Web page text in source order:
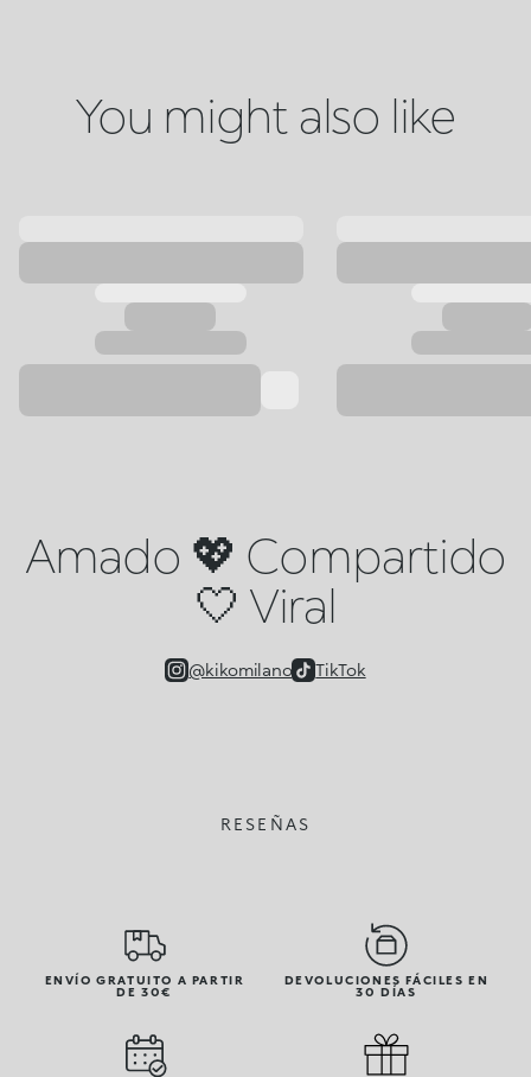
You might also like
Amado 💖 Compartido
🤍 Viral
@kikomilano TikTok
RESEÑAS
ENVÍO GRATUITO A PARTIR
DE 30€
DEVOLUCIONES FÁCILES EN
30 DÍAS